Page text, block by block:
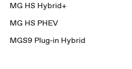
MG HS Hybrid+
MG HS PHEV
MGS9 Plug-in Hybrid